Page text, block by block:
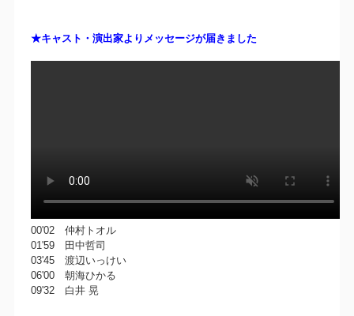
★キャスト・演出家よりメッセージが届きました
00'02 仲村トオル
01'59 田中哲司
03'45 渡辺いっけい
06'00 朝海ひかる
09'32 白井 晃